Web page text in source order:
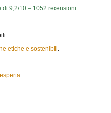
di 9,2/10 – 1052 recensioni.
etiche e sostenibili
esperta